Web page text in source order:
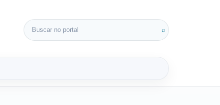
Buscar por: ⌕